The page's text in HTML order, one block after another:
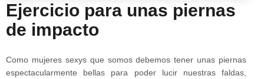
Ejercicio para unas piernas
de impacto
Como mujeres sexys que somos debemos tener unas piernas
espectacularmente bellas para poder lucir nuestras faldas,